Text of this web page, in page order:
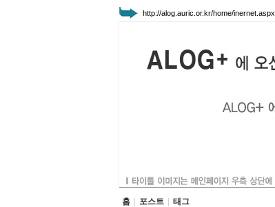
http://alog.auric.or.kr/home/inernet.aspx
홈 포스트 태그